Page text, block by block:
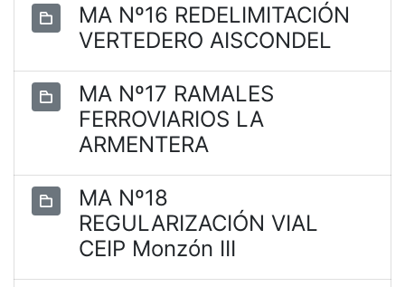
MA Nº16 REDELIMITACIÓN
VERTEDERO AISCONDEL
MA Nº17 RAMALES
FERROVIARIOS LA
ARMENTERA
MA Nº18
REGULARIZACIÓN VIAL
CEIP Monzón III